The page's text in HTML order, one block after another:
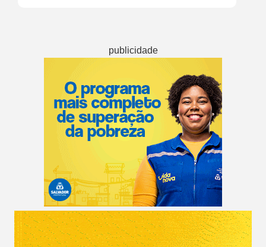
publicidade